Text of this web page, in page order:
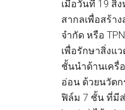
เมื่อวันที่ 19 สิ
สากลเพื่อสร้า
จำกัด หรือ
เพื่อรักษาสิ่งแ
ชั้นนำด้านเค
อ่อน ด้วยนวัตก
ฟิล์ม 7 ชั้น ที่มีส่